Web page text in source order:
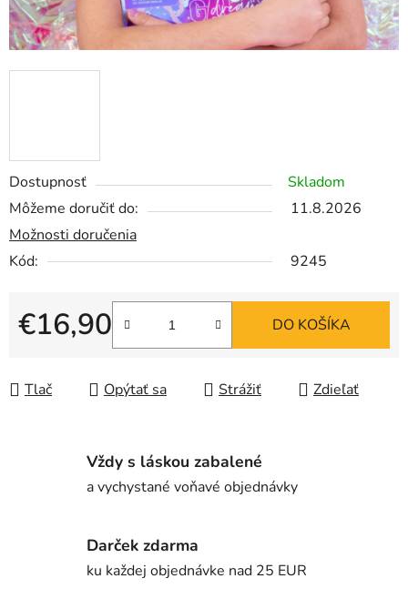
Dostupnosť
Skladom
Môžeme doručiť do:
11.8.2026
Možnosti doručenia
Kód:
9245
€16,90
Jednotková cena:
DO KOŠÍKA
Tlač Opýtať sa Strážiť Zdieľať
Vždy s láskou zabalené
a vychystané voňavé objednávky
Darček zdarma
ku každej objednávke nad 25 EUR